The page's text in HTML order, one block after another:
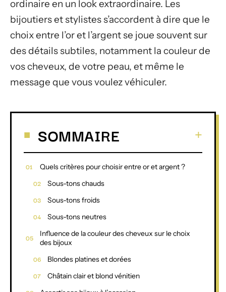
ordinaire en un look extraordinaire. Les
bijoutiers et stylistes s’accordent à dire que le
choix entre l’or et l’argent se joue souvent sur
des détails subtiles, notamment la couleur de
vos cheveux, de votre peau, et même le
message que vous voulez véhiculer.
SOMMAIRE
Quels critères pour choisir entre or et argent ?
Sous-tons chauds
Sous-tons froids
Sous-tons neutres
Influence de la couleur des cheveux sur le choix
des bijoux
Blondes platines et dorées
Châtain clair et blond vénitien